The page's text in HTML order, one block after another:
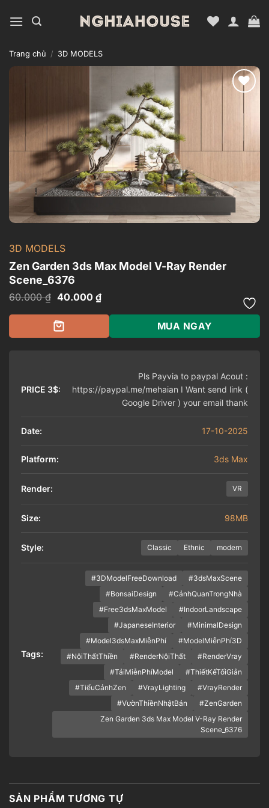
qua
dung
Trang chủ / 3D MODELS
wishlist
3D MODELS
Zen Garden 3ds Max Model V-Ray Render
Scene_6376
60.000₫ Giá
là:
60.000 ₫.
40.000 ₫Giá
hiện
tại
40.000 ₫.
MUA NGAY
PRICE 3$:
Pls Payvia to paypal Acout :
https://paypal.me/mehaian I Want send link (
Google Driver ) your email thank
Date: 17-10-2025
Platform: 3ds Max
Render: VR
Size: 98MB
Style: Classic Ethnic modern
Tags:
#3DModelFreeDownload
#3dsMaxScene
#BonsaiDesign
#CảnhQuanTrongNhà
#Free3dsMaxModel
#IndoorLandscape
#JapaneseInterior
#MinimalDesign
#Model3dsMaxMiễnPhí
#ModelMiễnPhí3D
#NộiThấtThiền
#RenderNộiThất
#RenderVray
#TảiMiễnPhíModel
#ThiếtKếTốiGiản
#TiểuCảnhZen
#VrayLighting
#VrayRender
#VườnThiềnNhậtBản
#ZenGarden
Zen Garden 3ds Max Model V-Ray Render
Scene_6376
SẢN PHẨM TƯƠNG TỰ